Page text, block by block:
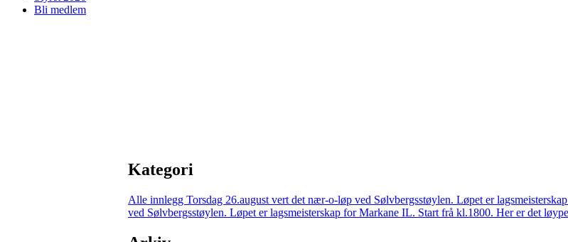
Bli medlem
Kategori
Alle innlegg Torsdag 26.august vert det nær-o-løp ved Sølvbergsstøylen. Løpet er
ved Sølvbergsstøylen. Løpet er lagsmeisterskap for Markane IL. Start frå kl.1800. Her er det